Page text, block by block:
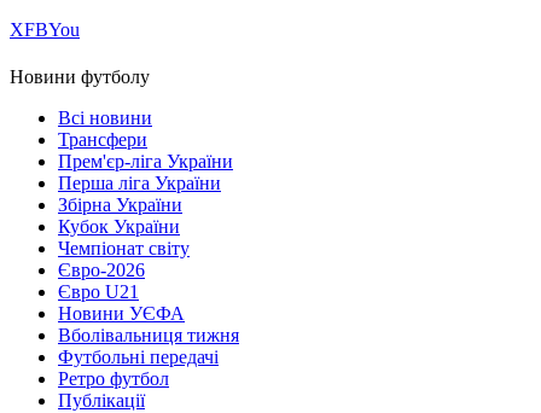
ХFBYou
Новини футболу
Всі новини
Трансфери
Прем'єр-ліга України
Перша ліга України
Збірна України
Кубок України
Чемпіонат світу
Євро-2026
Євро U21
Новини УЄФА
Вболівальниця тижня
Футбольні передачі
Ретро футбол
Публікації